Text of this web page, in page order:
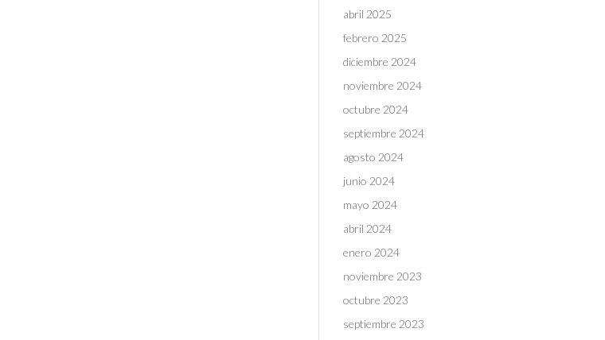
abril 2025
febrero 2025
diciembre 2024
noviembre 2024
octubre 2024
septiembre 2024
agosto 2024
junio 2024
mayo 2024
abril 2024
enero 2024
noviembre 2023
octubre 2023
septiembre 2023